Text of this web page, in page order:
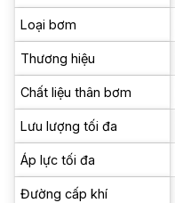
Loại bơm
Thương hiệu
Chất liệu thân bơm
Lưu lượng tối đa
Áp lực tối đa
Đường cấp khí